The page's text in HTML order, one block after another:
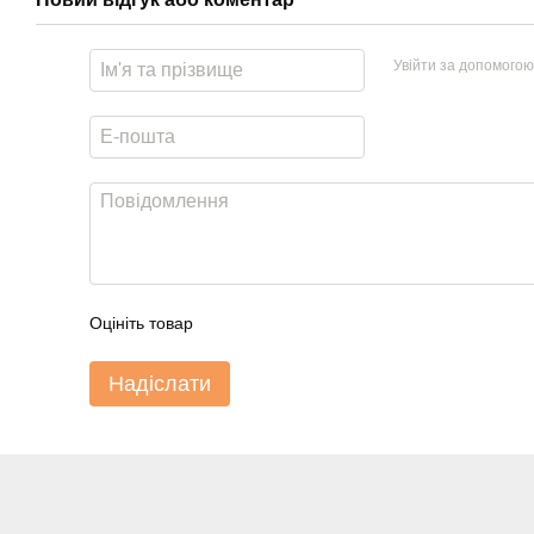
Увійти за допомогою
Оцініть товар
Надіслати